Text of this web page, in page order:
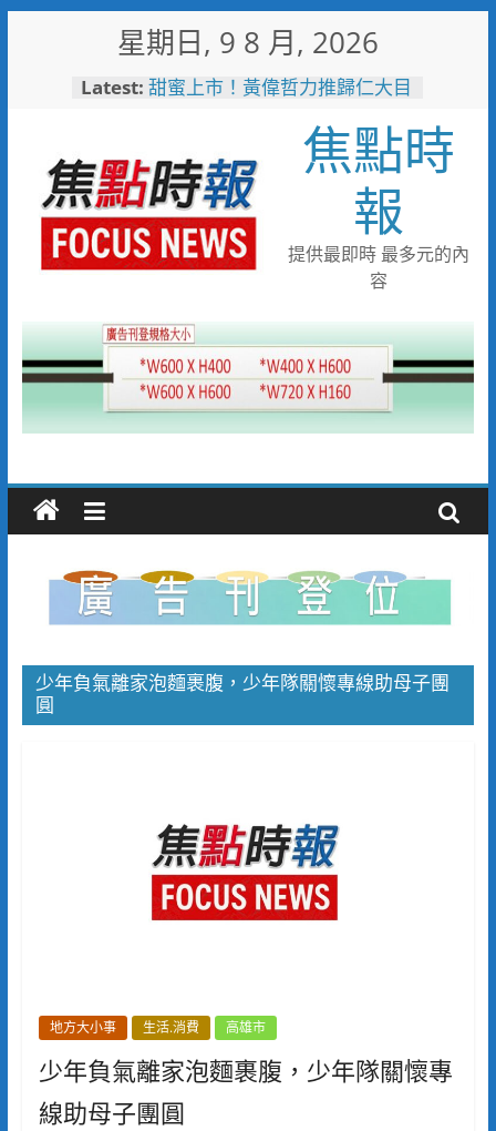
星期日, 9 8 月, 2026
Latest: 甜蜜上市！黃偉哲力推歸仁大目
臺鐵高雄機廠變身全台最大免費
樂園 陳其邁:保存百年產業記
憶！
「火車醫院」變身親子天堂！高
雄親子遊樂園開幕首日人潮爆棚
「高雄親子樂園」爆紅！全臺最
大免費園區首日吸三萬人朝聖
起於無心成於熱愛 王貴嬋現代
水墨個展
焦點時
報
提供最即時 最多元的內
容
少年負氣離家泡麵裹腹，少年隊關懷專線助母子團
圓
地方大小事 生活.消費 高雄市
少年負氣離家泡麵裹腹，少年隊關懷專
線助母子團圓